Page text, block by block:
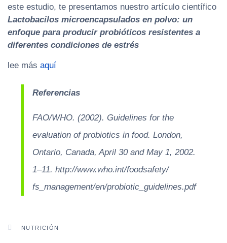
este estudio, te presentamos nuestro artículo científico
Lactobacilos microencapsulados en polvo: un
enfoque para producir probióticos resistentes a
diferentes condiciones de estrés
lee más aquí
Referencias
FAO/WHO. (2002). Guidelines for the
evaluation of probiotics in food. London,
Ontario, Canada, April 30 and May 1, 2002.
1–11. http://www.who.int/foodsafety/
fs_management/en/probiotic_guidelines.pdf
NUTRICIÓN